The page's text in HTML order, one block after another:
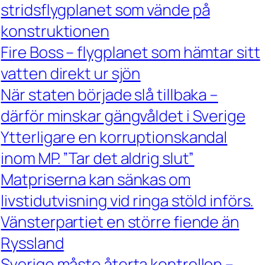
stridsflygplanet som vände på
konstruktionen
Fire Boss – flygplanet som hämtar sitt
vatten direkt ur sjön
När staten började slå tillbaka –
därför minskar gängvåldet i Sverige
Ytterligare en korruptionskandal
inom MP. ”Tar det aldrig slut”
Matpriserna kan sänkas om
livstidutvisning vid ringa stöld införs.
Vänsterpartiet en större fiende än
Ryssland